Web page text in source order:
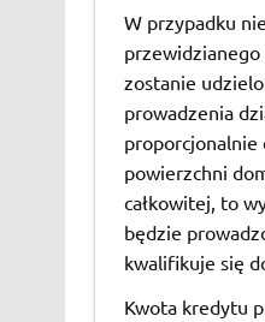
W przypadku
przewidzianego
zostanie
prowadzenia
proporcjonalnie
powierzchni
całkowitej, to
będzie
kwalifikuje się
Kwota kredytu